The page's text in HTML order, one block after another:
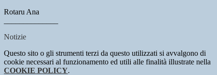
Rotaru Ana
Notizie
Questo sito o gli strumenti terzi da questo utilizzati si avvalgono di
cookie necessari al funzionamento ed utili alle finalità illustrate nella
COOKIE POLICY.